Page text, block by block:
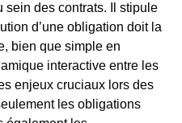
sein des contrats. Il stipule
d’une obligation doit la
bien que simple en
interactive entre les
enjeux cruciaux lors des
les obligations